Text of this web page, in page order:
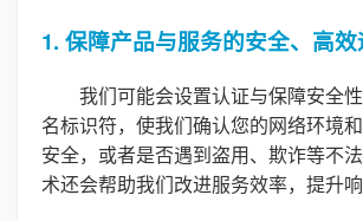
1. 保障产品与服务的安全、高
我们可能会设置认证与保障安全
名标识符，使我们确认您的网络环境
安全，或者是否遇到盗用、欺诈等不
术还会帮助我们改进服务效率，提升响